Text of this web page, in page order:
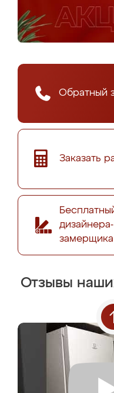
Обратный
Заказать
дизайнера-
замерщика
Отзывы